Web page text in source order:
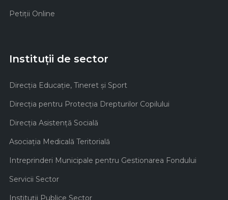
Petiții Online
Instituții de sector
Direcţia Educaţie, Tineret şi Sport
Direcţia pentru Protecţia Drepturilor Copilului
Direcţia Asistenţă Socială
Asociaţia Medicală Teritorială
Intreprinderi Municipale pentru Gestionarea Fondului
Servicii Sector
Instituţii Publice Sector